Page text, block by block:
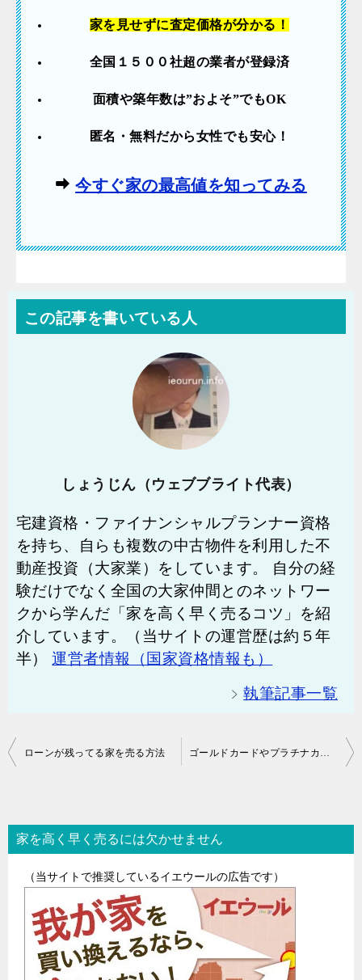
家を見せずに査定価格が分かる！
全国１５００社超の業者が登録済
面積や築年数は”およそ”でもOK
匿名・無料だから女性でも安心！
今すぐ家の最高値を知ってみる
この記事を書いている人
しょうじん（ウェブブライト代表）
宅建資格・ファイナンシャルプランナー資格
を持ち、自らも複数の中古物件を利用した不
動産投資（大家業）をしています。 自分の経
験だけでなく全国の大家仲間とのネットワー
クから学んだ「家を高く早く売るコツ」を紹
介しています。（当サイトの運営歴は約５年
半）運営者情報（国家資格情報も）
執筆記事一覧
投
ビ
ローンが残ってる家を売る方法
家を高く早く売るには欠かせません
（当サイトで推奨しているイエウールの広告です）